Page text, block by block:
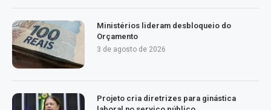
Ministérios lideram desbloqueio do
Orçamento
3 de agosto de 2026
Projeto cria diretrizes para ginástica